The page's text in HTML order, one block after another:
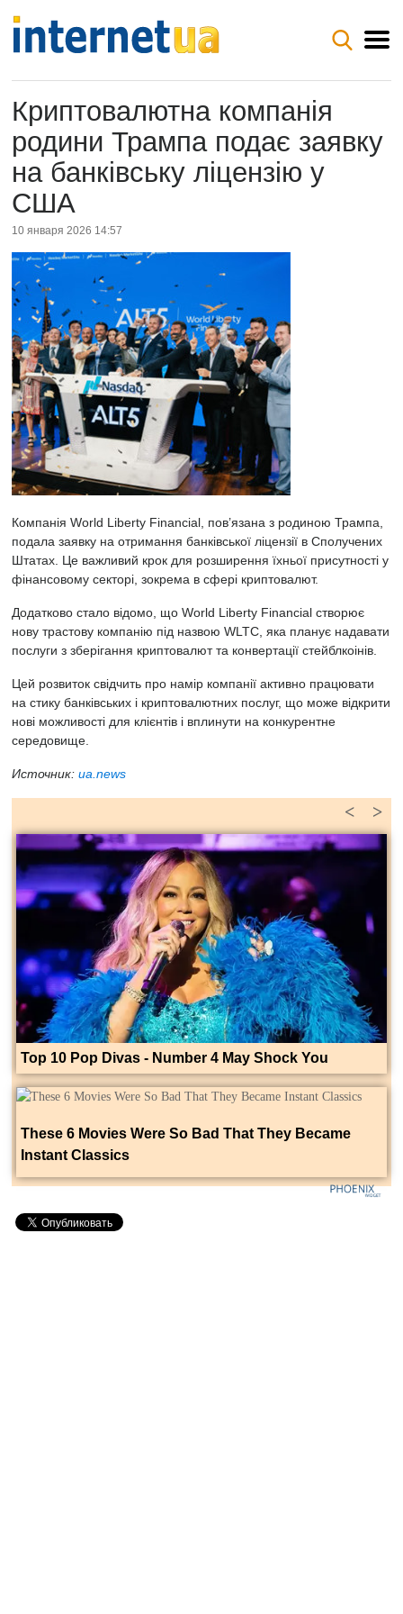
Криптовалютна компанія
родини Трампа подає заявку
на банківську ліцензію у
США
10 января 2026 14:57
Компанія World Liberty Financial, пов’язана з родиною Трампа,
подала заявку на отримання банківської ліцензії в Сполучених
Штатах. Це важливий крок для розширення їхньої присутності у
фінансовому секторі, зокрема в сфері криптовалют.
Додатково стало відомо, що World Liberty Financial створює
нову трастову компанію під назвою WLTC, яка планує надавати
послуги з зберігання криптовалют та конвертації стейблкоінів.
Цей розвиток свідчить про намір компанії активно працювати
на стику банківських і криптовалютних послуг, що може відкрити
нові можливості для клієнтів і вплинути на конкурентне
середовище.
Источник: ua.news
>
<
Top 10 Pop Divas - Number 4 May Shock You
These 6 Movies Were So Bad That They Became
Instant Classics